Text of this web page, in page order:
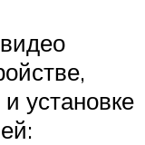
установке